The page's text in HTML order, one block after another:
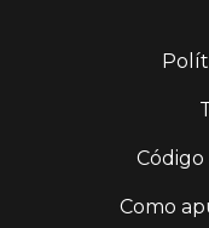
Como